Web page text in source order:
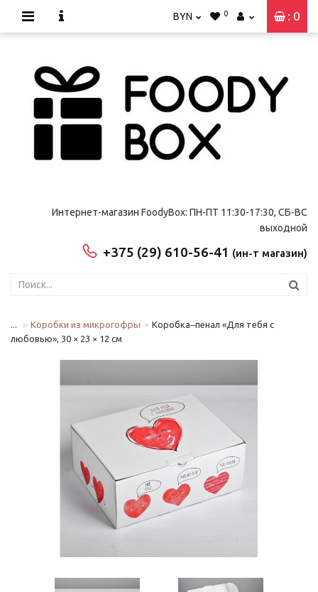
: 0
BYN 0
Интернет-магазин FoodyBox: ПН-ПТ 11:30-17:30, СБ-ВС
выходной
+375 (29) 610-56-41 (ин-т магазин)
... Коробки из микрогофры
Коробка‒пенал «Для тебя с
любовью», 30 × 23 × 12 см